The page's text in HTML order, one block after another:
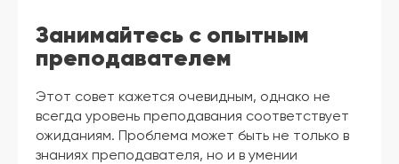
Занимайтесь с опытным
преподавателем
Этот совет кажется очевидным, однако не
всегда уровень преподавания соответствует
ожиданиям. Проблема может быть не только в
знаниях преподавателя, но и в умении